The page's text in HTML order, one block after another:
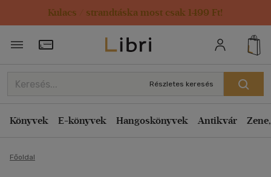
Kulacs / strandtáska most csak 1499 Ft!
Törzsvásárlói Kártya adatai
Részletes keresés
Könyvek E-könyvek Hangoskönyvek Antikvár
Főoldal